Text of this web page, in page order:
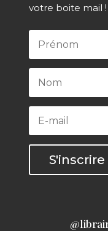
votre boite mail !